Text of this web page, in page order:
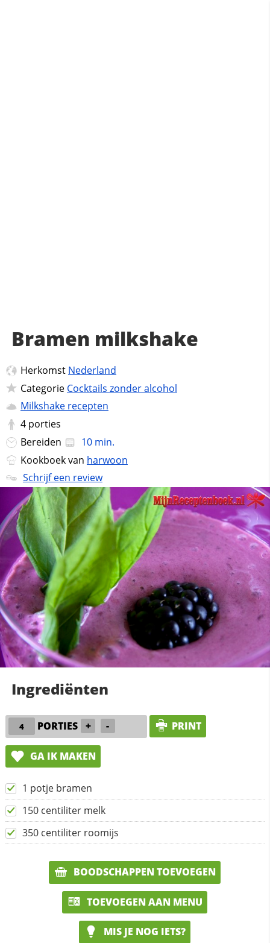
Bramen milkshake
Herkomst Nederland
Categorie Cocktails zonder alcohol
Milkshake recepten
4 porties
Bereiden
10 min.
Kookboek van harwoon
Schrijf een review
Ingrediënten
PORTIES + - PRINT
GA IK MAKEN
1 potje bramen
150 centiliter melk
350 centiliter roomijs
BOODSCHAPPEN TOEVOEGEN
TOEVOEGEN AAN MENU
MIS JE NOG IETS?